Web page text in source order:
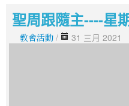
聖周跟隨主----星
教會活動 / 31 三月 2021